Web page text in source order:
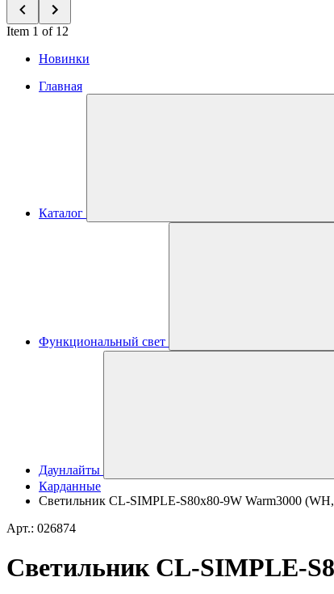
Item 1 of 12
Новинки
Главная
Каталог
Функциональный свет
Даунлайты
Карданные
Светильник CL-SIMPLE-S80x80-9W Warm3000
Арт.: 026874
Светильник CL-SIMPLE-